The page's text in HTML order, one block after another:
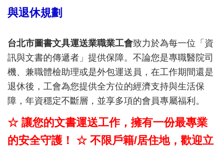
與退休規劃
台北市圖書文具運送業職業工會致力於為每一位「資
訊與文書的傳遞者」提供保障。不論您是專職醫院司
機、兼職體檢助理或是外包運送員，在工作期間還是
退休後，工會為您提供全方位的經濟支持與生活保
障，年資穩定不斷層，並享多項的會員專屬福利。
☆ 讓您的文書運送工作，擁有一份最專業
的安全守護！ ☆ 不限戶籍/居住地，歡迎立